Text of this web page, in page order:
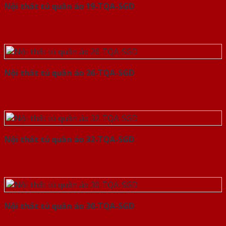
Nội thất tủ quần áo 19-TQA-SGD
Nội thất tủ quần áo 26-TQA-SGD
Nội thất tủ quần áo 32-TQA-SGD
Nội thất tủ quần áo 30-TQA-SGD